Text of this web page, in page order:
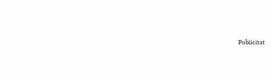
Publicitat